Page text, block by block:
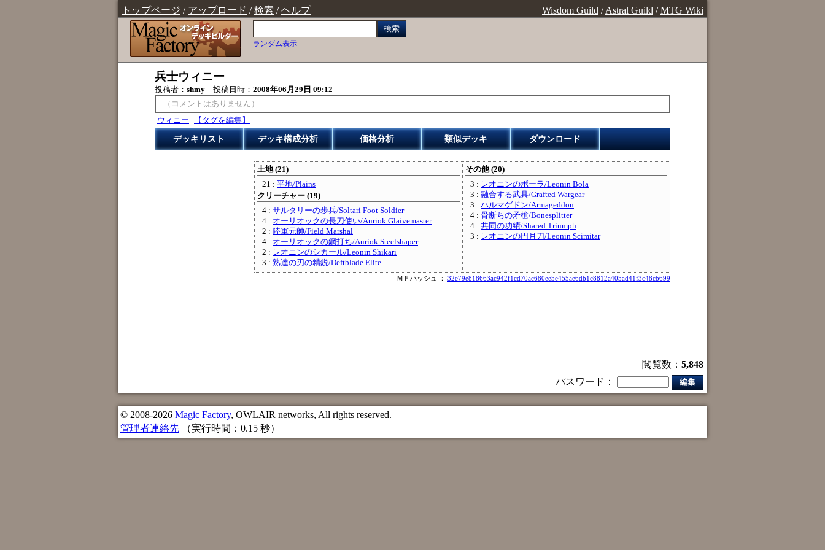
トップページ / アップロード /検索 /ヘルプ Wisdom Guild /Astral Guild /MTG Wiki
検索
ランダム表示
兵士ウィニー
投稿者： shmy 投稿日時： 2008年06月29日 09:12
（コメントはありません）
ウィニー
【タグを編集】
デッキリスト デッキ構成分析 価格分析 類似デッキ ダウンロード
土地 (21)
21 : 平地/Plains
クリーチャー (19)
4 : サルタリーの歩兵/Soltari Foot Soldier
4 : オーリオックの長刀使い/Auriok Glaivemaster
2 : 陸軍元帥/Field Marshal
4 : オーリオックの鋼打ち/Auriok Steelshaper
2 : レオニンのシカール/Leonin Shikari
3 : 熟達の刃の精鋭/Deftblade Elite
その他 (20)
3 : レオニンのボーラ/Leonin Bola
3 : 融合する武具/Grafted Wargear
3 : ハルマゲドン/Armageddon
4 : 骨断ちの矛槍/Bonesplitter
4 : 共同の功績/Shared Triumph
3 : レオニンの円月刀/Leonin Scimitar
ＭＦハッシュ ： 32e79e818663ac942f1cd70ac680ee5e455ae6db1c8812a405ad41f3c48cb699
閲覧数： 5,848
パスワード：
編集
© 2008-2026 Magic Factory, OWLAIR networks, All rights reserved.
管理者連絡先 （実行時間：0.15 秒）